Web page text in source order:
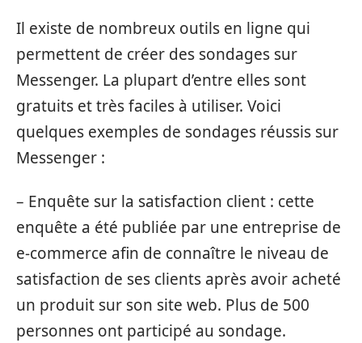
Il existe de nombreux outils en ligne qui
permettent de créer des sondages sur
Messenger. La plupart d’entre elles sont
gratuits et très faciles à utiliser. Voici
quelques exemples de sondages réussis sur
Messenger :
– Enquête sur la satisfaction client : cette
enquête a été publiée par une entreprise de
e-commerce afin de connaître le niveau de
satisfaction de ses clients après avoir acheté
un produit sur son site web. Plus de 500
personnes ont participé au sondage.